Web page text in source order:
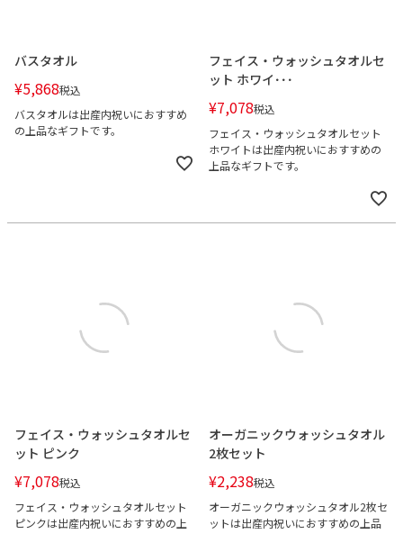
バスタオル
¥5,868税込
バスタオルは出産内祝いにおすすめ
の上品なギフトです。
フェイス・ウォッシュタオルセ
ット ホワイ･･･
¥7,078税込
フェイス・ウォッシュタオルセット
ホワイトは出産内祝いにおすすめの
上品なギフトです。
フェイス・ウォッシュタオルセ
ット ピンク
¥7,078税込
フェイス・ウォッシュタオルセット
ピンクは出産内祝いにおすすめの上
オーガニックウォッシュタオル
2枚セット
¥2,238税込
オーガニックウォッシュタオル2枚セ
ットは出産内祝いにおすすめの上品